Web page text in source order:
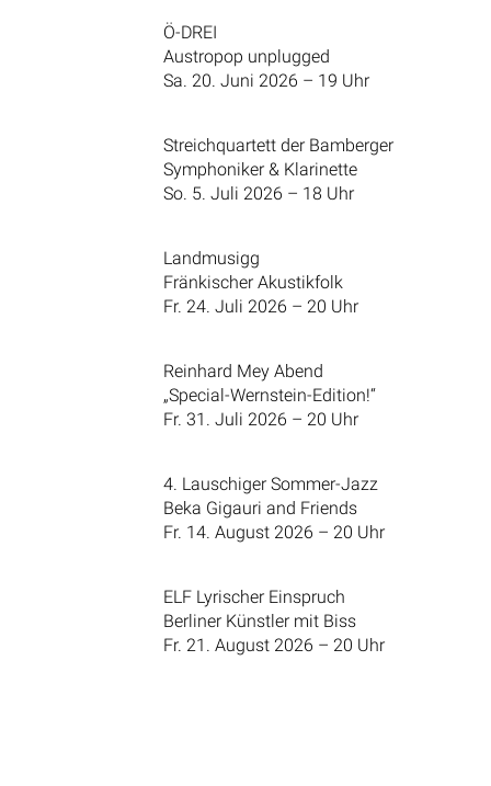
Ö-DREI
Austropop unplugged
Sa. 20. Juni 2026 – 19 Uhr
Streichquartett der Bamberger
Symphoniker & Klarinette
So. 5. Juli 2026 – 18 Uhr
Landmusigg
Fränkischer Akustikfolk
Fr. 24. Juli 2026 – 20 Uhr
Reinhard Mey Abend
„Special-Wernstein-Edition!“
Fr. 31. Juli 2026 – 20 Uhr
4. Lauschiger Sommer-Jazz
Beka Gigauri and Friends
Fr. 14. August 2026 – 20 Uhr
ELF Lyrischer Einspruch
Berliner Künstler mit Biss
Fr. 21. August 2026 – 20 Uhr